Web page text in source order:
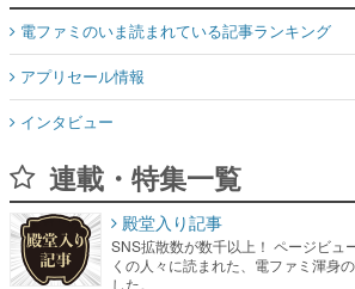
インタビュー
連載・特集一覧
くの人々に読まれた、電ファミ渾身の
した。
ゲームの企画書
名作ゲームクリエイターの方々に製
し、ヒットする企画（ゲーム）とは